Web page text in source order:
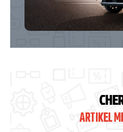
ARTIKEL